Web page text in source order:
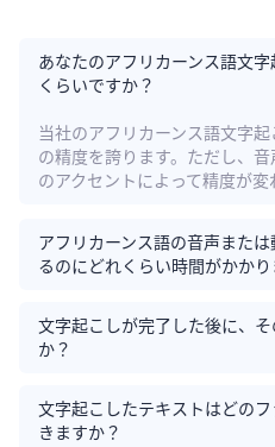
あなたのアフリカーンス語文
くらいですか？
当社のアフリカーンス語文字
の精度を誇ります。ただし、
のアクセントによって精度が変
アフリカーンス語の音声また
るのにどれくらい時間がかかり
文字起こしが完了した後に、
か？
文字起こしたテキストはどの
きますか？